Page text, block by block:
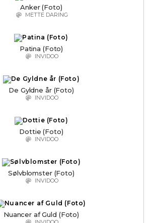
Anker (Foto)
METTE DARING
Patina (Foto)
INVIDOO
De Gyldne år (Foto)
INVIDOO
Dottie (Foto)
INVIDOO
Sølvblomster (Foto)
INVIDOO
Nuancer af Guld (Foto)